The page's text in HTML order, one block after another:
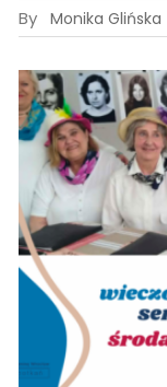
By Monika Glińska